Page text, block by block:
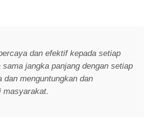
dan efektif kepada setiap
jangka panjang dengan setiap
menguntungkan dan
masyarakat.